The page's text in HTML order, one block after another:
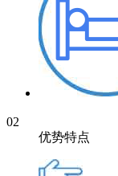
02
优势特点